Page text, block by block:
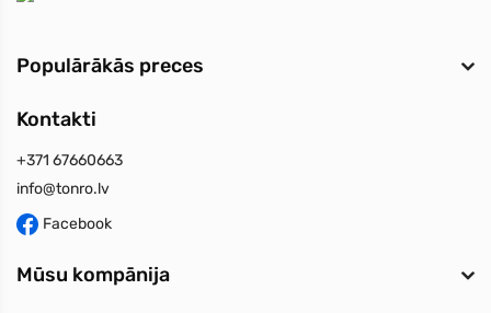
Populārākās preces
Kontakti
+371 67660663
info@tonro.lv
Facebook
Mūsu kompānija